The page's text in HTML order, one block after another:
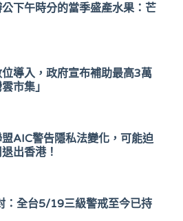
下午時分的當季盛產水果：芒
導入，政府宣布補助最高3萬
市集」
AIC警告隱私法變化，可能迫
出香港！
：全台5/19三級警戒至今已持